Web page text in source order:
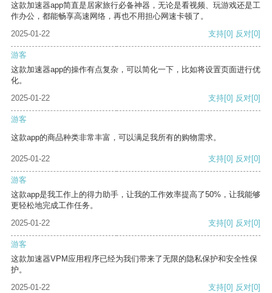
这款加速器app简直是居家旅行必备神器，无论是看视频、玩游戏还是工
作办公，都能畅享高速网络，再也不用担心网速卡顿了。
2025-01-22
支持[0] 反对[0]
游客
这款加速器app的操作有点复杂，可以简化一下，比如将设置页面进行优
化。
2025-01-22
支持[0] 反对[0]
游客
这款app的商品种类非常丰富，可以满足我所有的购物需求。
2025-01-22 支持[0] 反对[0]
游客
这款app是我工作上的得力助手，让我的工作效率提高了50%，让我能够
更轻松地完成工作任务。
2025-01-22
支持[0] 反对[0]
游客
这款加速器VPM应用程序已经为我们带来了无限的隐私保护和安全性保
护。
2025-01-22
支持[0] 反对[0]